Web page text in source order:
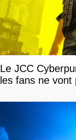
Le JCC
les fans ne